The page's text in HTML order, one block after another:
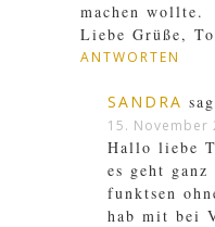
machen wollte.
Liebe Grüße,
ANTWORTEN
SANDRA
15. November
Hallo liebe
es geht
funktsen
hab mit bei